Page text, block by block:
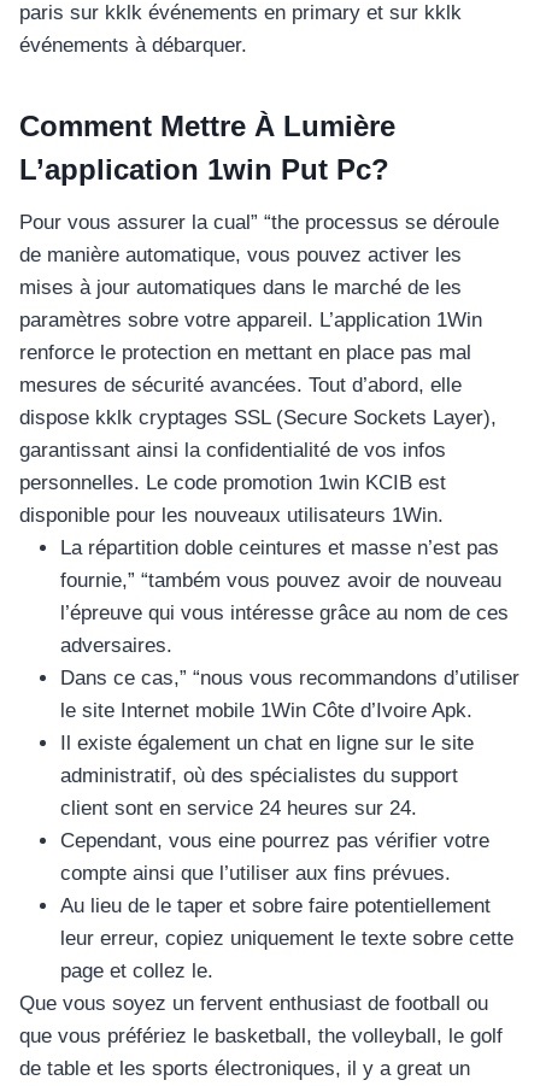
paris sur kklk événements en primary et sur kklk
événements à débarquer.
Comment Mettre À Lumière
L’application 1win Put Pc?
Pour vous assurer la cual” “the processus se déroule
de manière automatique, vous pouvez activer les
mises à jour automatiques dans le marché de les
paramètres sobre votre appareil. L’application 1Win
renforce le protection en mettant en place pas mal
mesures de sécurité avancées. Tout d’abord, elle
dispose kklk cryptages SSL (Secure Sockets Layer),
garantissant ainsi la confidentialité de vos infos
personnelles. Le code promotion 1win KCIB est
disponible pour les nouveaux utilisateurs 1Win.
La répartition doble ceintures et masse n’est pas
fournie,” “também vous pouvez avoir de nouveau
l’épreuve qui vous intéresse grâce au nom de ces
adversaires.
Dans ce cas,” “nous vous recommandons d’utiliser
le site Internet mobile 1Win Côte d’Ivoire Apk.
Il existe également un chat en ligne sur le site
administratif, où des spécialistes du support
client sont en service 24 heures sur 24.
Cependant, vous eine pourrez pas vérifier votre
compte ainsi que l’utiliser aux fins prévues.
Au lieu de le taper et sobre faire potentiellement
leur erreur, copiez uniquement le texte sobre cette
page et collez le.
Que vous soyez un fervent enthusiast de football ou
que vous préfériez le basketball, the volleyball, le golf
de table et les sports électroniques, il y a great un